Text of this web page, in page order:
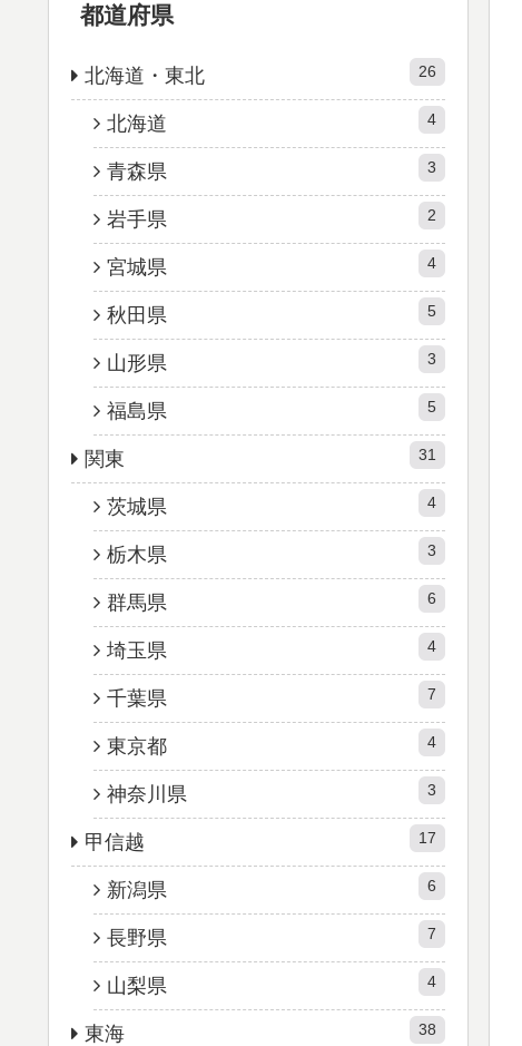
都道府県
北海道・東北 26
北海道 4
青森県 3
岩手県 2
宮城県 4
秋田県 5
山形県 3
福島県 5
関東 31
茨城県 4
栃木県 3
群馬県 6
埼玉県 4
千葉県 7
東京都 4
神奈川県 3
甲信越 17
新潟県 6
長野県 7
山梨県 4
東海 38